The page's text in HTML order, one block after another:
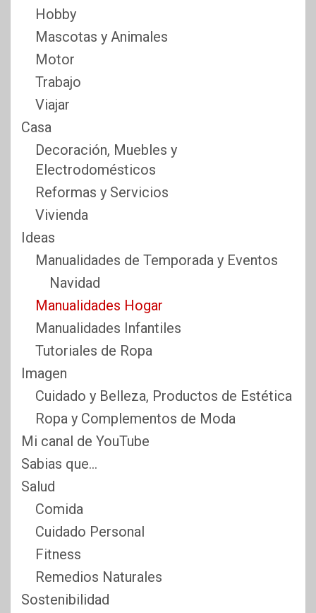
Hobby
Mascotas y Animales
Motor
Trabajo
Viajar
Casa
Decoración, Muebles y
Electrodomésticos
Reformas y Servicios
Vivienda
Ideas
Manualidades de Temporada y Eventos
Navidad
Manualidades Hogar
Manualidades Infantiles
Tutoriales de Ropa
Imagen
Cuidado y Belleza, Productos de Estética
Ropa y Complementos de Moda
Mi canal de YouTube
Sabias que…
Salud
Comida
Cuidado Personal
Fitness
Remedios Naturales
Sostenibilidad